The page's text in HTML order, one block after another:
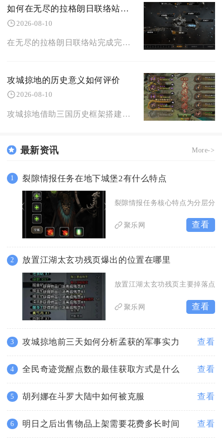
如何在无尽的拉格朗日联络站进行贸易沟通
2026-08-10
在无尽的拉格朗日联络站完成完整贸易沟通，核心逻辑为先获取站点使用权、搭建稳定停靠通道，再分
攻城掠地的历史意义如何评价
2026-08-10
攻城掠地借助三国历史框架搭建策略对战体系，兼顾历史文化科普价值与游戏娱乐属性，不能完全等同
最新资讯 More->
1 裂隙情报任务在地下城堡2有什么特点
裂隙情报任务核心特点为分层分
聚乐网 查看
2 放置江湖太玄功残页爆出的位置在哪里
放置江湖太玄功残页主要掉落点
聚乐网 查看
3 攻城掠地前三天如何分析孟获的军事实力 查看
4 全民奇迹觉醒点数的最佳获取方式是什么 查看
5 胡列娜在斗罗大陆中如何被克服 查看
6 明日之后出售物品上架需要花费多长时间 查看